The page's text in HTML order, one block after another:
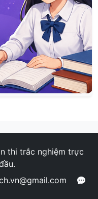
thi trắc nghiệm trực